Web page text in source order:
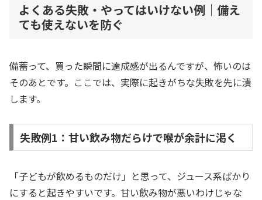
よくある失敗・やってはいけない例｜備え
ても使えないを防ぐ
備蓄って、買った瞬間に達成感が出るんですが、怖いのは
そのあとです。ここでは、実際に起きがちな失敗を先に潰
します。
失敗例1：甘い飲み物だらけで喉が余計に渇く
「子どもが飲めるものだけ」と思って、ジュース系ばかり
にすると起きやすいです。甘い飲み物が悪いわけじゃな